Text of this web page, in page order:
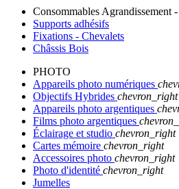
Consommables Agrandissement
Supports adhésifs
Fixations - Chevalets
Châssis Bois
PHOTO
Appareils photo numériques
Objectifs Hybrides chevron_right
Appareils photo argentiques
Films photo argentiques
Éclairage et studio chevron_right
Cartes mémoire chevron_right
Accessoires photo chevron_right
Photo d'identité chevron_right
Jumelles